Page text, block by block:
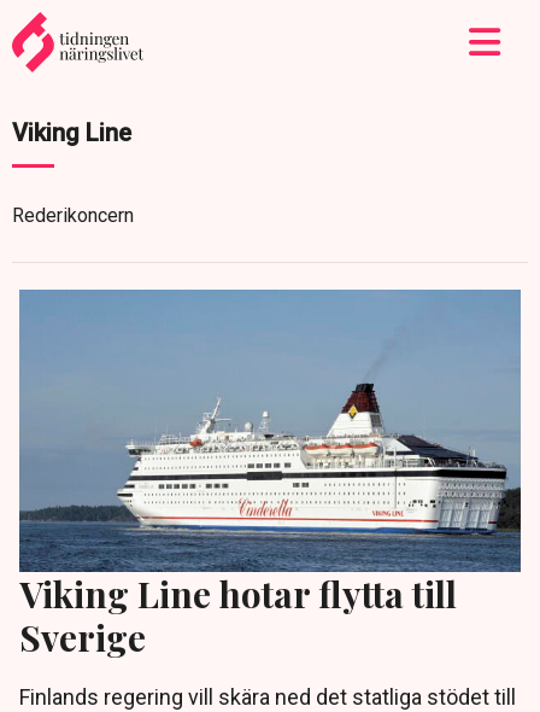
Viking Line
Rederikoncern
Viking Line hotar flytta till
Sverige
Finlands regering vill skära ned det statliga stödet till